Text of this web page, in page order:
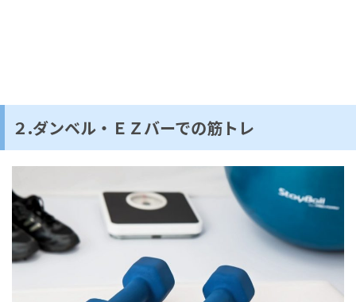
２.ダンベル・ＥＺバーでの筋トレ